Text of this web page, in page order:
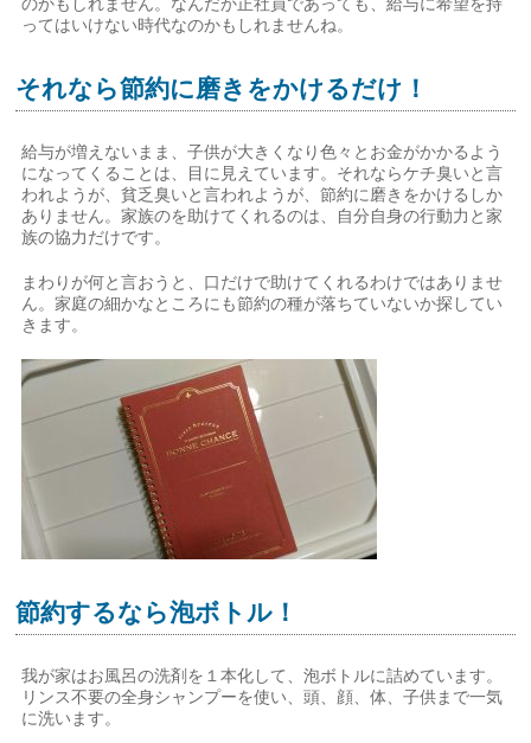
ってはいけない時代なのかもしれませんね。
それなら節約に磨きをかけるだけ！
給与が増えないまま、子供が大きくなり色々とお金がかかるよう
になってくることは、目に見えています。それならケチ臭いと言
われようが、貧乏臭いと言われようが、節約に磨きをかけるしか
ありません。家族のを助けてくれるのは、自分自身の行動力と家
族の協力だけです。
まわりが何と言おうと、口だけで助けてくれるわけではありませ
ん。家庭の細かなところにも節約の種が落ちていないか探してい
きます。
節約するなら泡ボトル！
我が家はお風呂の洗剤を１本化して、泡ボトルに詰めています。
リンス不要の全身シャンプーを使い、頭、顔、体、子供まで一気
に洗います。